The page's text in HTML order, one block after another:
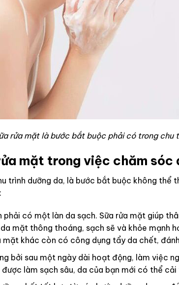
rửa mặt là bước bắt buộc phải có trong chu
mặt trong việc chăm sóc
dưỡng da, là bước bắt buộc không thể
có một làn da sạch. Sữa rửa mặt giúp
mặt thông thoáng, sạch sẽ và khỏe mạnh
mặt khác còn có công dụng tẩy da chết,
bởi sau một ngày dài hoạt động, làm việc
làm sạch sâu, da của bạn mới có thể